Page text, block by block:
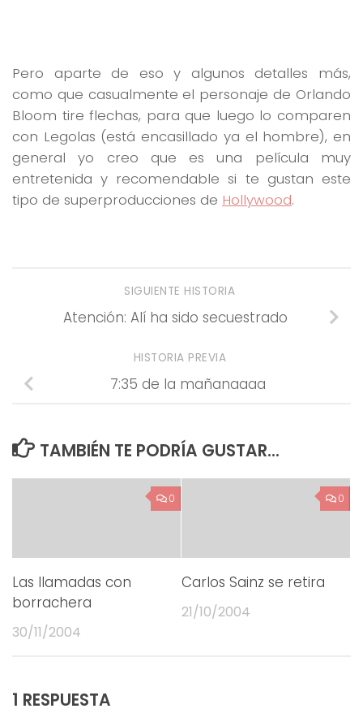
Pero aparte de eso y algunos detalles más,
como que casualmente el personaje de Orlando
Bloom tire flechas, para que luego lo comparen
con Legolas (está encasillado ya el hombre), en
general yo creo que es una película muy
entretenida y recomendable si te gustan este
tipo de superproducciones de Hollywood.
SIGUIENTE HISTORIA
Atención: Alí ha sido secuestrado
HISTORIA PREVIA
7:35 de la mañanaaaa
TAMBIÉN TE PODRÍA GUSTAR...
0
Las llamadas con
borrachera
30/11/2004
0
Carlos Sainz se retira
21/10/2004
1 RESPUESTA